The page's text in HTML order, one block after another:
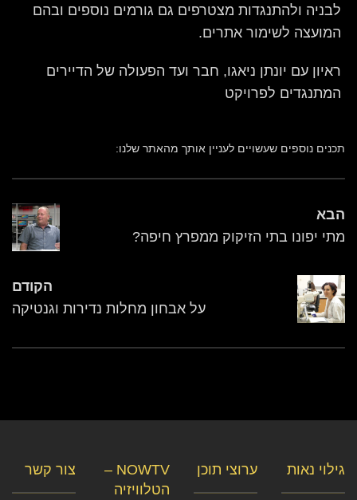
לבניה ולהתנגדות מצטרפים גם גורמים נוספים ובהם
המועצה לשימור אתרים.
ראיון עם יונתן ניאגו, חבר ועד הפעולה של הדיירים
המתנגדים לפרויקט
תכנים נוספים שעשויים לעניין אותך מהאתר שלנו:
הבא
מתי יפונו בתי הזיקוק ממפרץ חיפה?
הקודם
על אבחון מחלות נדירות וגנטיקה
צור קשר
NOWTV –
הטלוויזיה
ערוצי תוכן גילוי נאות